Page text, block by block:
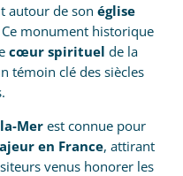
autour de son église
monument historique
cœur spirituelde la
témoin clé des siècles
la-Merest connue pour
en France, attirant
venus honorer les